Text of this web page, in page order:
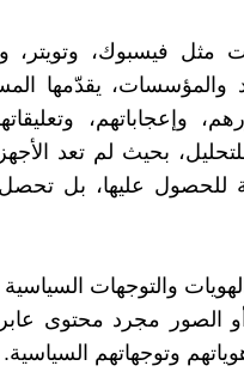
فيسبوك، وتويتر،
والمؤسسات، يقدّمها
وإعجاباتهم،
بحيث لم تعد
للحصول عليها، بل
والتوجهات السياسية
أو الصور مجرد محتوى
وتوجهاتهم السياسية.